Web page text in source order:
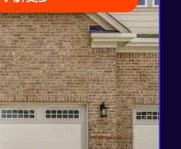
查看项目